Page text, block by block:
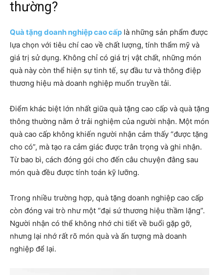
thường?
Quà tặng doanh nghiệp cao cấp là những sản phẩm được
lựa chọn với tiêu chí cao về chất lượng, tính thẩm mỹ và
giá trị sử dụng. Không chỉ có giá trị vật chất, những món
quà này còn thể hiện sự tinh tế, sự đầu tư và thông điệp
thương hiệu mà doanh nghiệp muốn truyền tải.
Điểm khác biệt lớn nhất giữa quà tặng cao cấp và quà tặng
thông thường nằm ở trải nghiệm của người nhận. Một món
quà cao cấp không khiến người nhận cảm thấy “được tặng
cho có”, mà tạo ra cảm giác được trân trọng và ghi nhận.
Từ bao bì, cách đóng gói cho đến câu chuyện đằng sau
món quà đều được tính toán kỹ lưỡng.
Trong nhiều trường hợp, quà tặng doanh nghiệp cao cấp
còn đóng vai trò như một “đại sứ thương hiệu thầm lặng”.
Người nhận có thể không nhớ chi tiết về buổi gặp gỡ,
nhưng lại nhớ rất rõ món quà và ấn tượng mà doanh
nghiệp để lại.